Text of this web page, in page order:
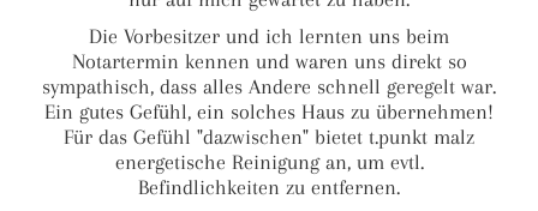
Die Vorbesitzer und ich lernten uns beim
Notartermin kennen und waren uns direkt so
sympathisch, dass alles Andere schnell geregelt war.
Ein gutes Gefühl, ein solches Haus zu übernehmen!
Für das Gefühl "dazwischen" bietet t.punkt malz
energetische Reinigung an, um evtl.
Befindlichkeiten zu entfernen.